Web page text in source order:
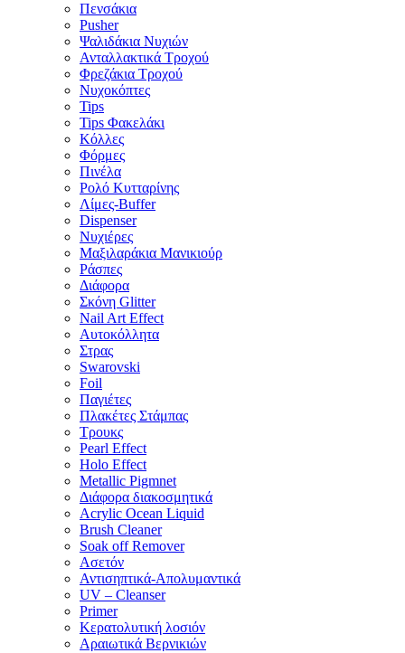
Πενσάκια
Pusher
Ψαλιδάκια Νυχιών
Ανταλλακτικά Τροχού
Φρεζάκια Τροχού
Νυχοκόπτες
Tips
Tips Φακελάκι
Κόλλες
Φόρμες
Πινέλα
Ρολό Κυτταρίνης
Λίμες-Buffer
Dispenser
Νυχιέρες
Μαξιλαράκια Μανικιούρ
Ράσπες
Διάφορα
Σκόνη Glitter
Nail Art Effect
Αυτοκόλλητα
Στρας
Swarovski
Foil
Παγιέτες
Πλακέτες Στάμπας
Τρουκς
Pearl Effect
Holo Effect
Metallic Pigmnet
Διάφορα διακοσμητικά
Acrylic Ocean Liquid
Brush Cleaner
Soak off Remover
Ασετόν
Αντισηπτικά-Απολυμαντικά
UV – Cleanser
Primer
Κερατολυτική λοσιόν
Αραιωτικά Βερνικιών